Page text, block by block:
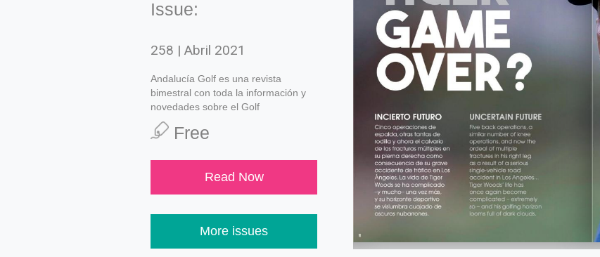
Issue:
258 | Abril 2021
Andalucía Golf es una revista
bimestral con toda la información y
novedades sobre el Golf
Free
Read Now
More issues